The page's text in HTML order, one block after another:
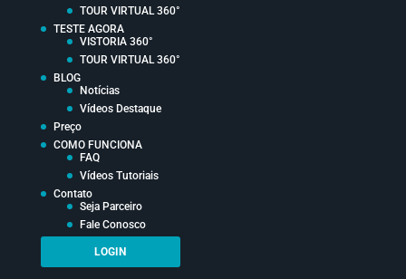
TOUR VIRTUAL 360°
TESTE AGORA
VISTORIA 360°
TOUR VIRTUAL 360°
BLOG
Notícias
Vídeos Destaque
Preço
COMO FUNCIONA
FAQ
Vídeos Tutoriais
Contato
Seja Parceiro
Fale Conosco
LOGIN